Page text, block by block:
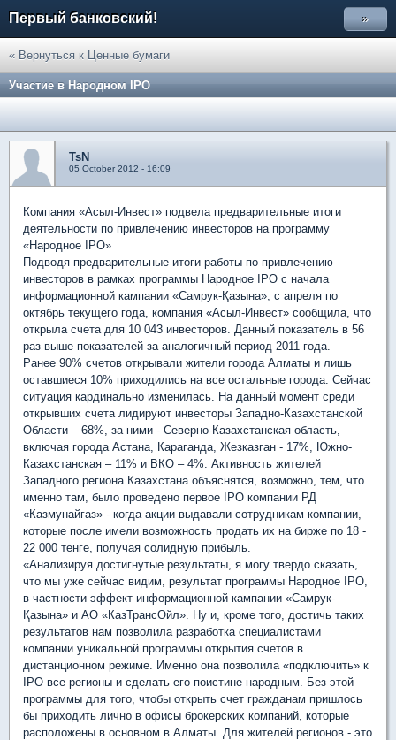
Первый банковский! »
« Вернуться к Ценные бумаги
Участие в Народном IPO
TsN
05 October 2012 - 16:09
Компания «Асыл-Инвест» подвела предварительные итоги
деятельности по привлечению инвесторов на программу
«Народное IPO»
Подводя предварительные итоги работы по привлечению
инвесторов в рамках программы Народное IPO с начала
информационной кампании «Самрук-Қазына», с апреля по
октябрь текущего года, компания «Асыл-Инвест» сообщила, что
открыла счета для 10 043 инвесторов. Данный показатель в 56
раз выше показателей за аналогичный период 2011 года.
Ранее 90% счетов открывали жители города Алматы и лишь
оставшиеся 10% приходились на все остальные города. Сейчас
ситуация кардинально изменилась. На данный момент среди
открывших счета лидируют инвесторы Западно-Казахстанской
Области – 68%, за ними - Северно-Казахстанская область,
включая города Астана, Караганда, Жезказган - 17%, Южно-
Казахстанская – 11% и ВКО – 4%. Активность жителей
Западного региона Казахстана объяснятся, возможно, тем, что
именно там, было проведено первое IPO компании РД
«Казмунайгаз» - когда акции выдавали сотрудникам компании,
которые после имели возможность продать их на бирже по 18 -
22 000 тенге, получая солидную прибыль.
«Анализируя достигнутые результаты, я могу твердо сказать,
что мы уже сейчас видим, результат программы Народное IPO,
в частности эффект информационной кампании «Самрук-
Қазына» и АО «КазТрансОйл». Ну и, кроме того, достичь таких
результатов нам позволила разработка специалистами
компании уникальной программы открытия счетов в
дистанционном режиме. Именно она позволила «подключить» к
IPO все регионы и сделать его поистине народным. Без этой
программы для того, чтобы открыть счет гражданам пришлось
бы приходить лично в офисы брокерских компаний, которые
расположены в основном в Алматы. Для жителей регионов - это